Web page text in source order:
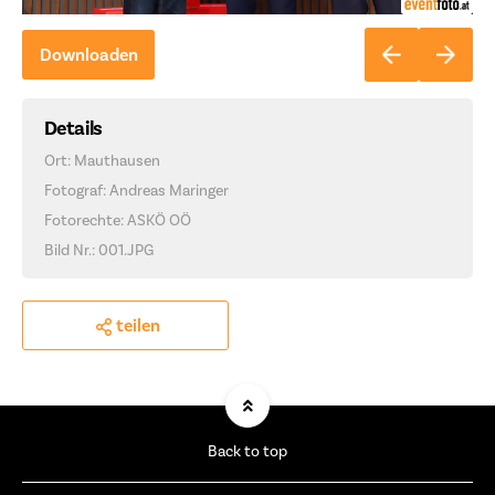
Downloaden
Details
Ort: Mauthausen
Fotograf: Andreas Maringer
Fotorechte: ASKÖ OÖ
Bild Nr.: 001.JPG
teilen
Back to top